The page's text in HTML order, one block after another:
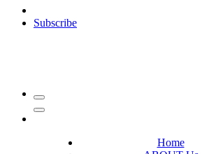
Subscribe
Home